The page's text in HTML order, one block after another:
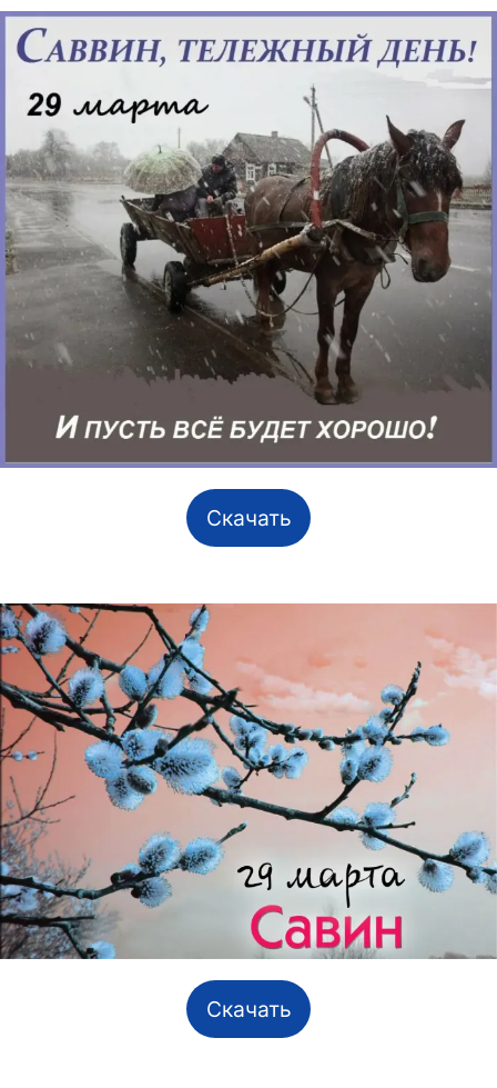
Скачать
Скачать